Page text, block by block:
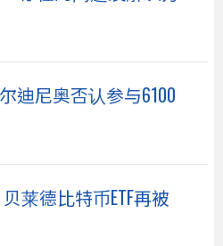
迪尼奥否认参与6100
莱德比特币ETF再被